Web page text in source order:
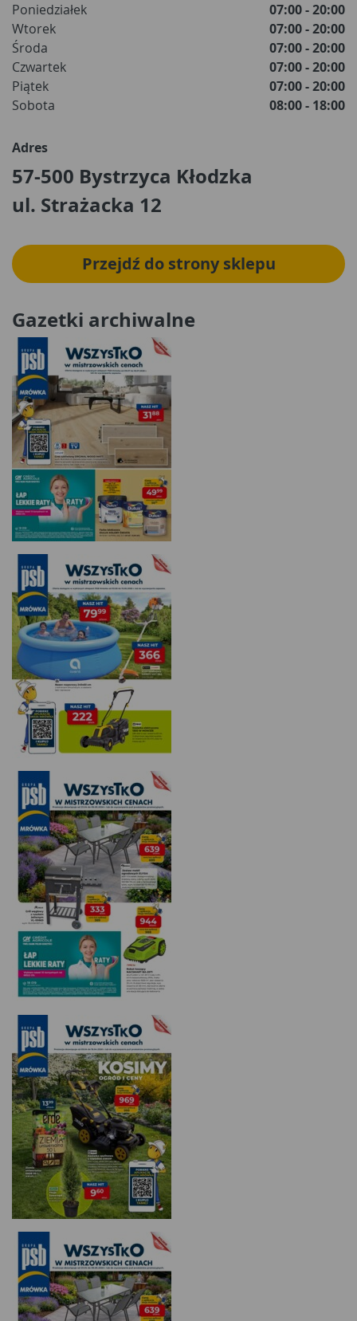
Poniedziałek
07:00 - 20:00
Wtorek
07:00 - 20:00
Środa
07:00 - 20:00
Czwartek
07:00 - 20:00
Piątek
07:00 - 20:00
Sobota
08:00 - 18:00
Adres
57-500 Bystrzyca Kłodzka
ul. Strażacka 12
Przejdź do strony sklepu
Gazetki archiwalne